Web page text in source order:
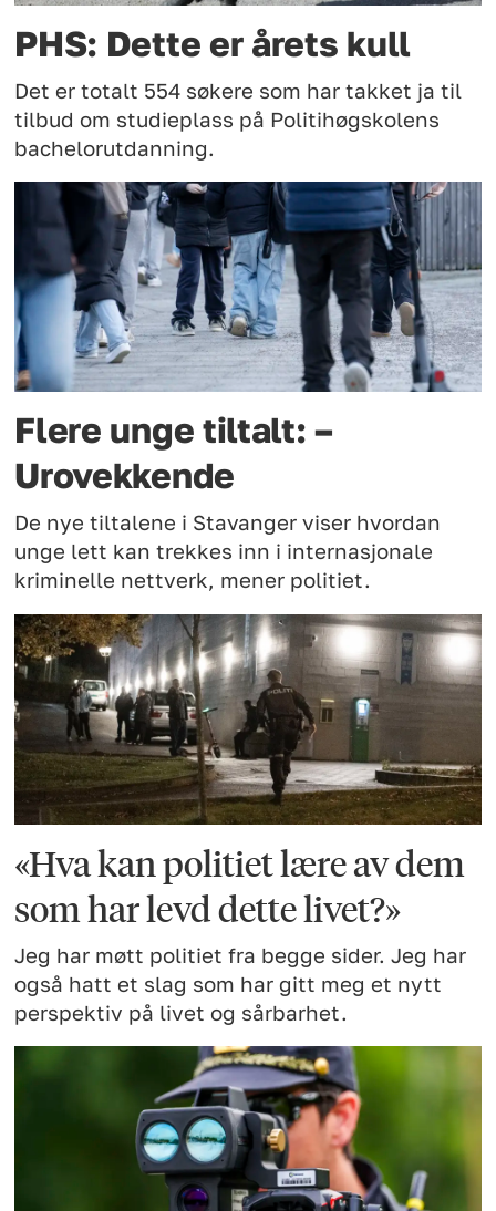
PHS: Dette er årets kull
Det er totalt 554 søkere som har takket ja til
tilbud om studieplass på Politihøgskolens
bachelorutdanning.
Flere unge tiltalt: –
Urovekkende
De nye tiltalene i Stavanger viser hvordan
unge lett kan trekkes inn i internasjonale
kriminelle nettverk, mener politiet.
«Hva kan politiet lære av dem
som har levd dette livet?»
Jeg har møtt politiet fra begge sider. Jeg har
også hatt et slag som har gitt meg et nytt
perspektiv på livet og sårbarhet.